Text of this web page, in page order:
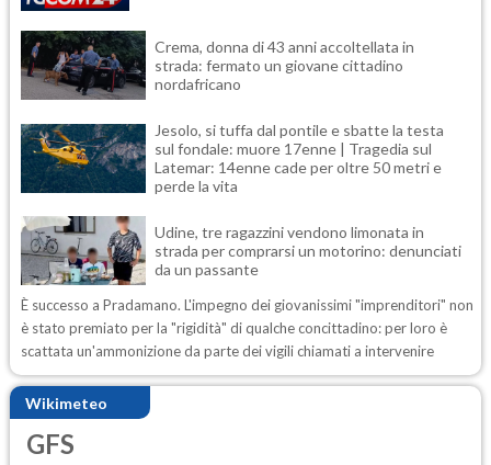
Crema, donna di 43 anni accoltellata in
strada: fermato un giovane cittadino
nordafricano
Jesolo, si tuffa dal pontile e sbatte la testa
sul fondale: muore 17enne | Tragedia sul
Latemar: 14enne cade per oltre 50 metri e
perde la vita
Udine, tre ragazzini vendono limonata in
strada per comprarsi un motorino: denunciati
da un passante
È successo a Pradamano. L'impegno dei giovanissimi "imprenditori" non
è stato premiato per la "rigidità" di qualche concittadino: per loro è
scattata un'ammonizione da parte dei vigili chiamati a intervenire
Wikimeteo
GFS